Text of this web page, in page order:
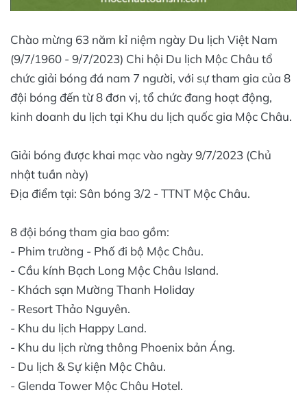
Chào mừng 63 năm kỉ niệm ngày Du lịch Việt Nam
(9/7/1960 - 9/7/2023) Chi hội Du lịch Mộc Châu tổ
chức giải bóng đá nam 7 người, với sự tham gia của 8
đội bóng đến từ 8 đơn vị, tổ chức đang hoạt động,
kinh doanh du lịch tại Khu du lịch quốc gia Mộc Châu.
Giải bóng được khai mạc vào ngày 9/7/2023 (Chủ
nhật tuần này)
Địa điểm tại: Sân bóng 3/2 - TTNT Mộc Châu.
8 đội bóng tham gia bao gồm:
- Phim trường - Phố đi bộ Mộc Châu.
- Cầu kính Bạch Long Mộc Châu Island.
- Khách sạn Mường Thanh Holiday
- Resort Thảo Nguyên.
- Khu du lịch Happy Land.
- Khu du lịch rừng thông Phoenix bản Áng.
- Du lịch & Sự kiện Mộc Châu.
- Glenda Tower Mộc Châu Hotel.